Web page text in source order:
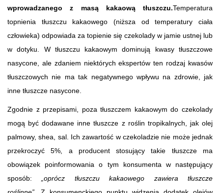
wprowadzanego z masą kakaową tłuszczu.Temperatura
topnienia tłuszczu kakaowego (niższa od temperatury ciała
człowieka) odpowiada za topienie się czekolady w jamie ustnej lub
w dotyku. W tłuszczu kakaowym dominują kwasy tłuszczowe
nasycone, ale zdaniem niektórych ekspertów ten rodzaj kwasów
tłuszczowych nie ma tak negatywnego wpływu na zdrowie, jak
inne tłuszcze nasycone.
Zgodnie z przepisami, poza tłuszczem kakaowym do czekolady
mogą być dodawane inne tłuszcze z roślin tropikalnych, jak olej
palmowy, shea, sal. Ich zawartość w czekoladzie nie może jednak
przekroczyć 5%, a producent stosujący takie tłuszcze ma
obowiązek poinformowania o tym konsumenta w następujący
sposób:
„oprócz tłuszczu kakaowego zawiera tłuszcze